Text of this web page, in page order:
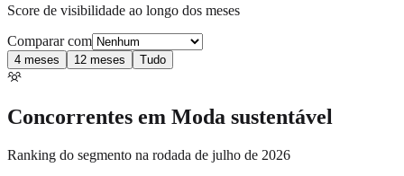
Score de visibilidade ao longo dos meses
Comparar com
4 meses 12 meses Tudo
Concorrentes em Moda sustentável
Ranking do segmento na rodada de julho de 2026